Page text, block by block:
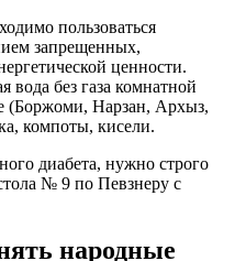
пользоваться
запрещенных,
ценности.
вода без газа комнатной
(Боржоми, Нарзан, Архыз,
компоты, кисели.
диабета, нужно строго
№ 9 по Певзнеру с
народные